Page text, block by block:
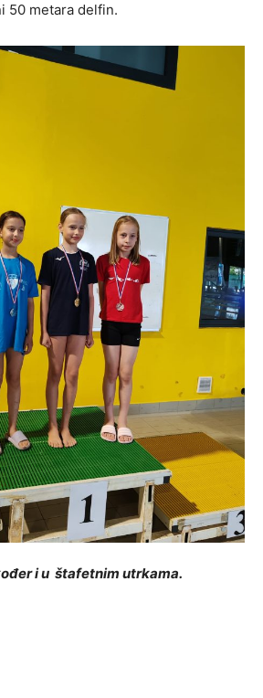
50 metara delfin.
i u štafetnim utrkama.